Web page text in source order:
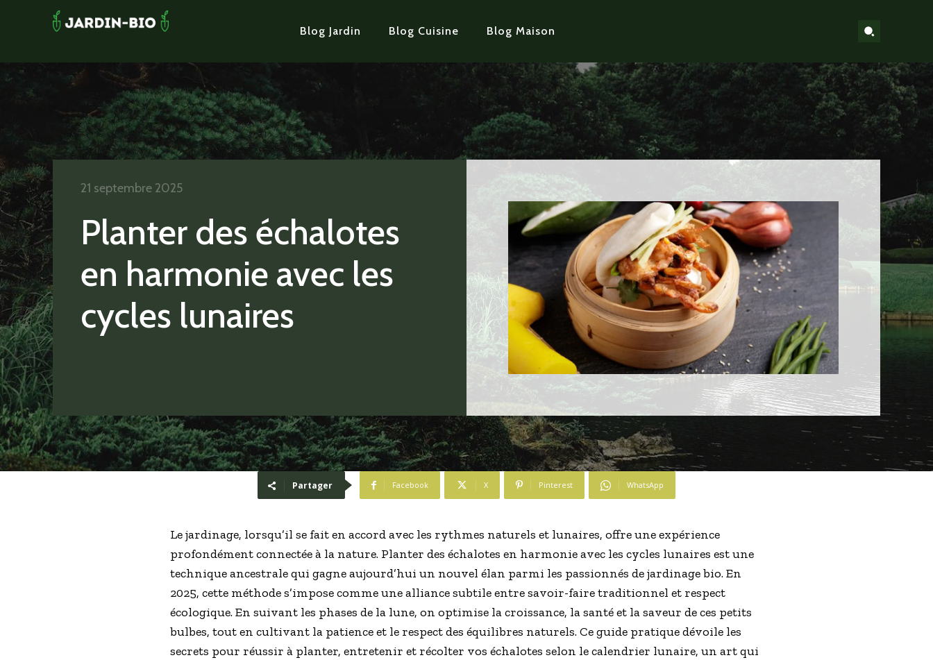
Blog Jardin Blog Cuisine Blog Maison
Planter des échalotes
en harmonie avec les
cycles lunaires
21 septembre 2025
Partager Facebook X Pinterest WhatsApp
Le jardinage, lorsqu’il se fait en accord avec les rythmes naturels et lunaires, offre une expérience
profondément connectée à la nature. Planter des échalotes en harmonie avec les cycles lunaires est une
technique ancestrale qui gagne aujourd’hui un nouvel élan parmi les passionnés de jardinage bio. En
2025, cette méthode s’impose comme une alliance subtile entre savoir-faire traditionnel et respect
écologique. En suivant les phases de la lune, on optimise la croissance, la santé et la saveur de ces petits
bulbes, tout en cultivant la patience et le respect des équilibres naturels. Ce guide pratique dévoile les
secrets pour réussir à planter, entretenir et récolter vos échalotes selon le calendrier lunaire, un art qui